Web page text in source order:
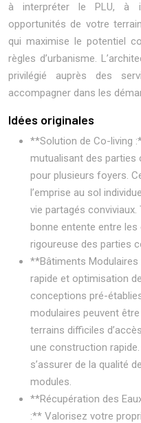
à interpréter le PLU, à
opportunités de votre
qui maximise le potentiel
règles d’urbanisme.
privilégié auprès des
accompagner dans les
Idées originales
**Solution de Co-living
mutualisant des parties
pour plusieurs foyers.
l’emprise au sol
vie partagés
bonne entente entre
rigoureuse des parties
**Bâtiments
rapide et optimisation
conceptions pré-
modulaires peuvent
terrains difficiles
une construction
s’assurer de la qualité
modules.
**Récupération des
:** Valorisez votre